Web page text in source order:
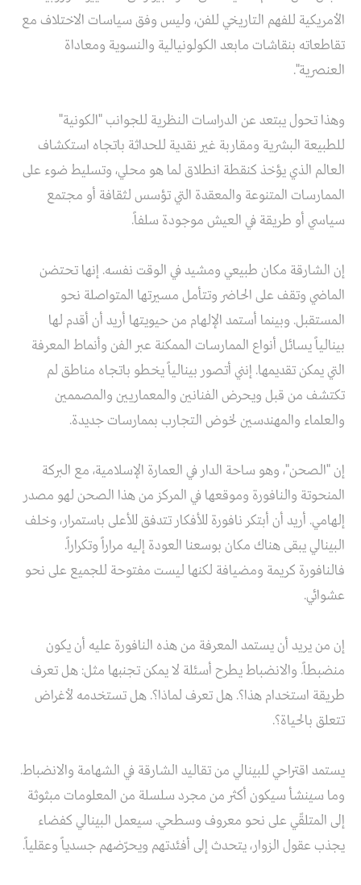
الأمريكية للفهم التاريخي للفن، وليس وفق سياسات الاختلاف مع
تقاطعاته بنقاشات مابعد الكولونيالية والنسوية ومعاداة
العنصرية".
وهذا تحول يبتعد عن الدراسات النظرية للجوانب "الكونية"
للطبيعة البشرية ومقاربة غير نقدية للحداثة باتجاه استكشاف
العالم الذي يؤخذ كنقطة انطلاق لما هو محلي، وتسليط ضوء على
الممارسات المتنوعة والمعقدة التي تؤسس لثقافة أو مجتمع
سياسي أو طريقة في العيش موجودة سلفاً.
إن الشارقة مكان طبيعي ومشيد في الوقت نفسه. إنها تحتضن
الماضي وتقف على الحاضر وتتأمل مسيرتها المتواصلة نحو
المستقبل. وبينما أستمد الإلهام من حيويتها أريد أن أقدم لها
بينالياً يسائل أنواع الممارسات الممكنة عبر الفن وأنماط المعرفة
التي يمكن تقديمها. إنني أتصور بينالياً يخطو باتجاه مناطق لم
تكتشف من قبل ويحرض الفنانين والمعماريين والمصممين
والعلماء والمهندسين لخوض التجارب بممارسات جديدة.
إن "الصحن"، وهو ساحة الدار في العمارة الإسلامية، مع البركة
المنحوتة والنافورة وموقعها في المركز من هذا الصحن لهو مصدر
إلهامي. أريد أن أبتكر نافورة للأفكار تتدفق للأعلى باستمرار، وخلف
البينالي يبقى هناك مكان بوسعنا العودة إليه مراراً وتكراراً.
فالنافورة كريمة ومضيافة لكنها ليست مفتوحة للجميع على نحو
عشوائي.
إن من يريد أن يستمد المعرفة من هذه النافورة عليه أن يكون
منضبطاً. والانضباط يطرح أسئلة لا يمكن تجنبها مثل: هل تعرف
طريقة استخدام هذا؟. هل تعرف لماذا؟. هل تستخدمه لأغراض
تتعلق بالحياة؟.
يستمد اقتراحي للبينالي من تقاليد الشارقة في الشهامة والانضباط.
وما سينشأ سيكون أكثر من مجرد سلسلة من المعلومات مبثوثة
إلى المتلقّي على نحو معروف وسطحي. سيعمل البينالي كفضاء
يجذب عقول الزوار، يتحدث إلى أفئدتهم ويحرّضهم جسدياً وعقلياً.